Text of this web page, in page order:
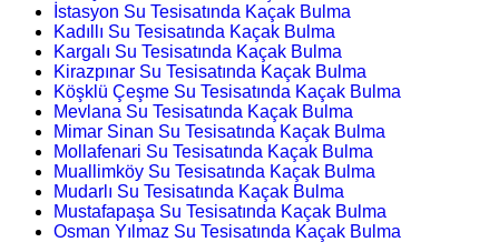
İstasyon Su Tesisatında Kaçak Bulma
Kadıllı Su Tesisatında Kaçak Bulma
Kargalı Su Tesisatında Kaçak Bulma
Kirazpınar Su Tesisatında Kaçak Bulma
Köşklü Çeşme Su Tesisatında Kaçak Bulma
Mevlana Su Tesisatında Kaçak Bulma
Mimar Sinan Su Tesisatında Kaçak Bulma
Mollafenari Su Tesisatında Kaçak Bulma
Muallimköy Su Tesisatında Kaçak Bulma
Mudarlı Su Tesisatında Kaçak Bulma
Mustafapaşa Su Tesisatında Kaçak Bulma
Osman Yılmaz Su Tesisatında Kaçak Bulma